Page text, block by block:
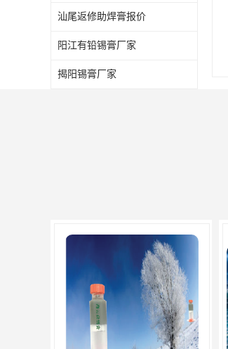
汕尾返修助焊膏报价
阳江有铅锡膏厂家
揭阳锡膏厂家